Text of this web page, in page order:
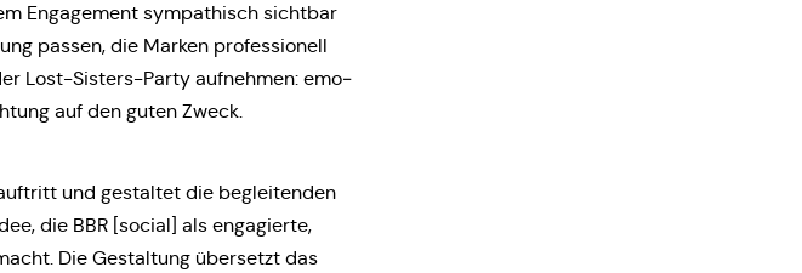
Enga­ge­ment sym­pa­thisch sicht­bar
passen, die Marken pro­fes­sio­nell
Lost-Sisters-Party auf­neh­men: emo­
auf den guten Zweck.
und gestal­tet die beglei­ten­den
die BBR [social] als enga­gier­te,
Die Gestal­tung über­setzt das